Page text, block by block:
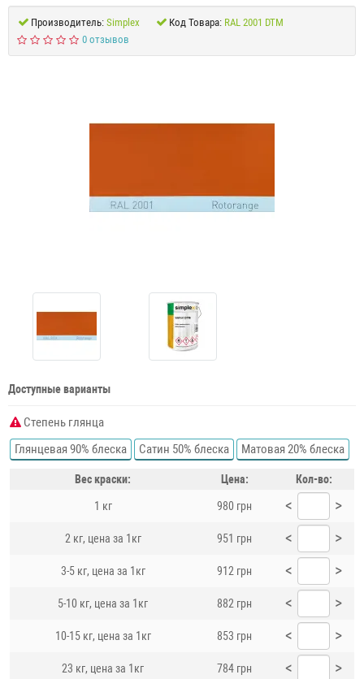
Производитель: Simplex Код Товара: RAL 2001 DTM
0 отзывов
Доступные варианты
Степень глянца
Глянцевая 90% блеска
Сатин 50% блеска Матовая 20% блеска
Вес краски: Цена: Кол-во:
1 кг 980 грн < >
2 кг, цена за 1кг 951 грн < >
3-5 кг, цена за 1кг 912 грн < >
5-10 кг, цена за 1кг 882 грн < >
10-15 кг, цена за 1кг 853 грн < >
23 кг, цена за 1кг 784 грн < >